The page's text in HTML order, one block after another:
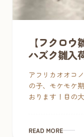
【フクロ
ハズク雛入
アフリカオオコ
の子、モケモケ
おります！目の
READ MORE